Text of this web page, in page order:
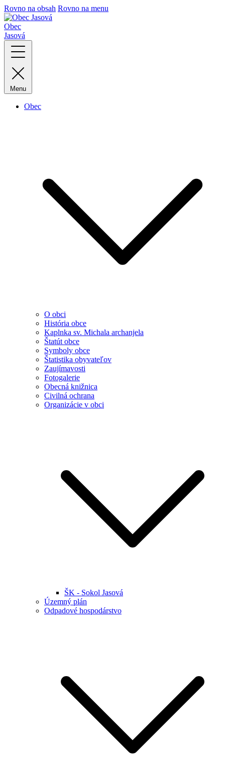
Rovno na obsah Rovno na menu
Obec
Jasová
Menu
Obec
O obci
História obce
Kaplnka sv. Michala archanjela
Štatút obce
Symboly obce
Štatistika obyvateľov
Zaujímavosti
Fotogalerie
Obecná knižnica
Civilná ochrana
Organizácie v obci
ŠK - Sokol Jasová
Územný plán
Odpadové hospodárstvo